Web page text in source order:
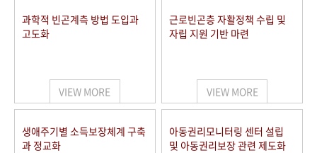
과학적 빈곤계측 방법 도입과
고도화
VIEW MORE
근로빈곤층 자활정책 수립 및
자립 지원 기반 마련
VIEW MORE
생애주기별 소득보장체계 구축
과 정교화
아동권리모니터링 센터 설립
및 아동권리보장 관련 제도화